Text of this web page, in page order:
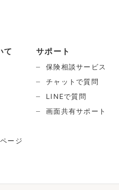
て
ージ
サポート
保険相談サービス
チャットで質問
LINEで質問
画面共有サポート